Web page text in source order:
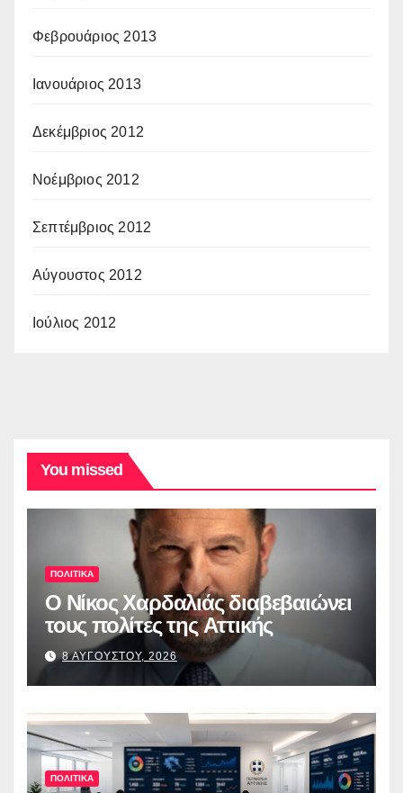
Φεβρουάριος 2013
Ιανουάριος 2013
Δεκέμβριος 2012
Νοέμβριος 2012
Σεπτέμβριος 2012
Αύγουστος 2012
Ιούλιος 2012
You missed
ΠΟΛΙΤΙΚΑ
O Νίκος Χαρδαλιάς διαβεβαιώνει
τους πολίτες της Αττικής
8 ΑΥΓΟΥΣΤΟΥ, 2026
ΠΟΛΙΤΙΚΑ